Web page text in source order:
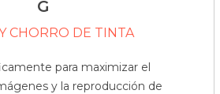
G
CHORRO DE TINTA
para maximizar el
y la reproducción de